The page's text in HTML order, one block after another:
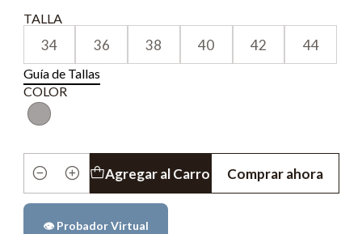
TALLA
34 36 38 40 42 44
Guía de Tallas
COLOR
Cantidad
Agregar al Carro Comprar ahora
👁️ Probador Virtual